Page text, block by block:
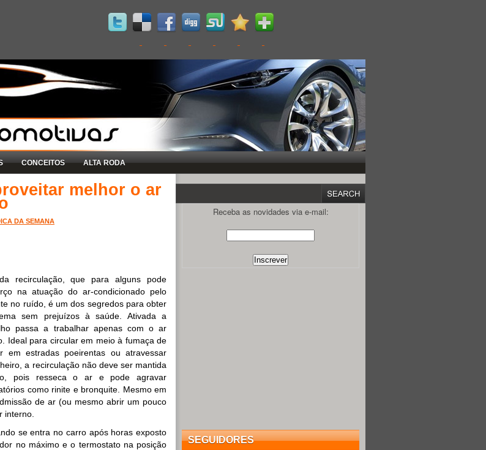
CONCEITOS ALTA RODA
melhor o ar
DA SEMANA
recirculação, que para alguns pode
na atuação do ar-condicionado pelo
no ruído, é um dos segredos para obter
sem prejuízos à saúde. Ativada a
passa a trabalhar apenas com o ar
Ideal para circular em meio à fumaça de
em estradas poeirentas ou atravessar
a recirculação não deve ser mantida
pois resseca o ar e pode agravar
como rinite e bronquite. Mesmo em
de ar (ou mesmo abrir um pouco
interno.
se entra no carro após horas exposto
no máximo e o termostato na posição
Receba as novidades via e-mail:
SEGUIDORES